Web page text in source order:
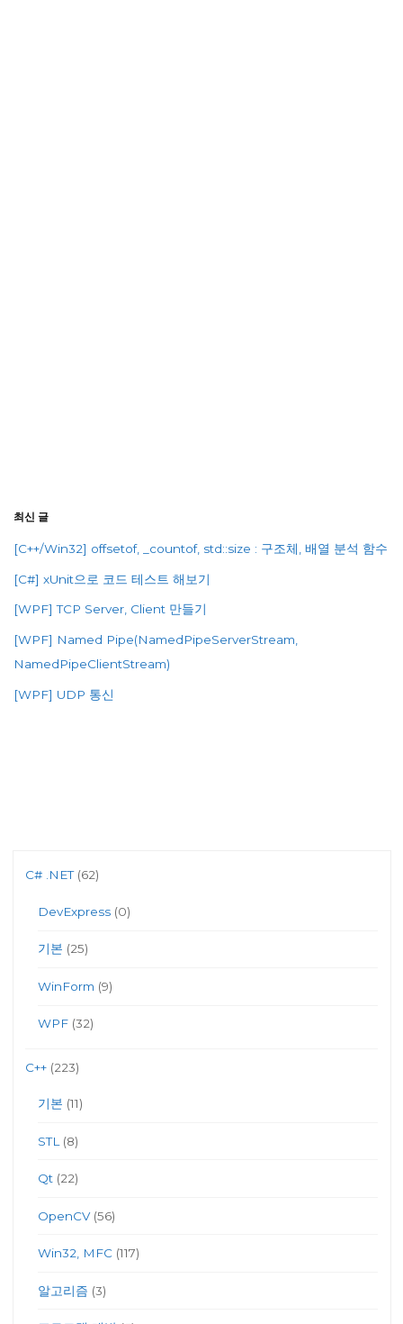
최신 글
[C++/Win32] offsetof, _countof, std::size : 구조체, 배열 분석 함수
[C#] xUnit으로 코드 테스트 해보기
[WPF] TCP Server, Client 만들기
[WPF] Named Pipe(NamedPipeServerStream,
NamedPipeClientStream)
[WPF] UDP 통신
C# .NET(62)
DevExpress(0)
기본 (25)
WinForm (9)
WPF(32)
C++ (223)
기본 (11)
STL (8)
Qt(22)
OpenCV(56)
Win32, MFC(117)
알고리즘 (3)